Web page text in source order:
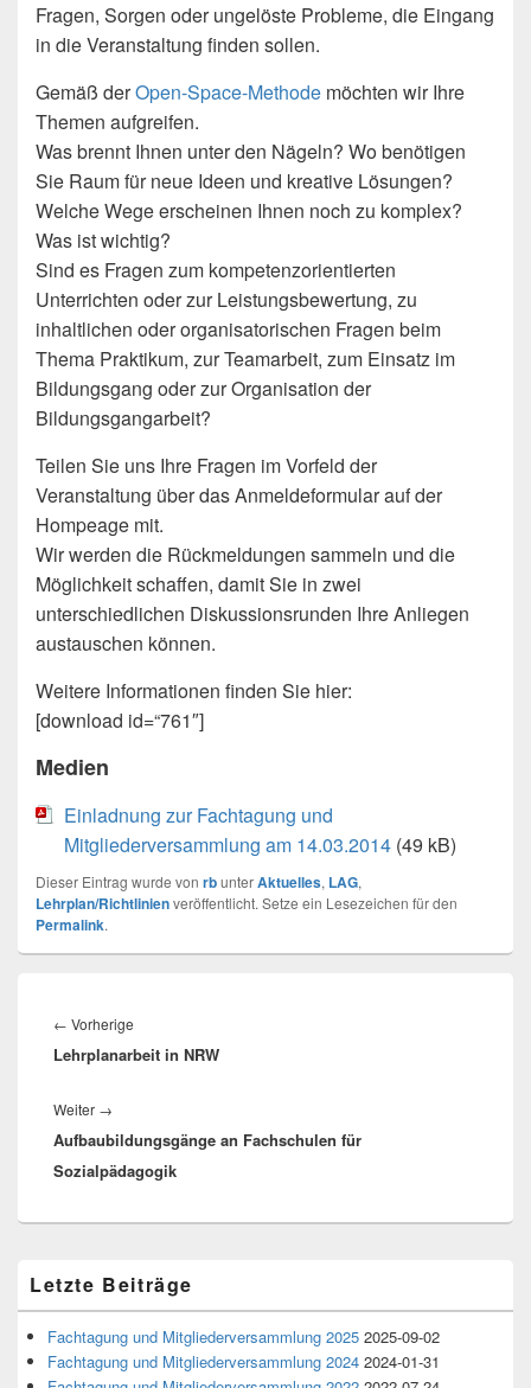
Fragen, Sorgen oder ungelöste Probleme, die Eingang
in die Veranstaltung finden sollen.
Gemäß derOpen-Space-Methode möchten wir Ihre
Themen aufgreifen.
Was brennt Ihnen unter den Nägeln? Wo benötigen
Sie Raum für neue Ideen und kreative Lösungen?
Welche Wege erscheinen Ihnen noch zu komplex?
Was ist wichtig?
Sind es Fragen zum kompetenzorientierten
Unterrichten oder zur Leistungsbewertung, zu
inhaltlichen oder organisatorischen Fragen beim
Thema Praktikum, zur Teamarbeit, zum Einsatz im
Bildungsgang oder zur Organisation der
Bildungsgangarbeit?
Teilen Sie uns Ihre Fragen im Vorfeld der
Veranstaltung über das Anmeldeformular auf der
Hompeage mit.
Wir werden die Rückmeldungen sammeln und die
Möglichkeit schaffen, damit Sie in zwei
unterschiedlichen Diskussionsrunden Ihre Anliegen
austauschen können.
Weitere Informationen finden Sie hier:
[download id=“761″]
Medien
Einladnung zur Fachtagung und
Mitgliederversammlung am 14.03.2014 (49 kB)
Dieser Eintrag wurde von rbunterAktuelles, LAG,
Lehrplan/Richtlinienveröffentlicht. Setze ein Lesezeichen für den
Permalink.
← Vorherige
Beitrag:
Lehrplanarbeit in NRW
Weiter →
Beitrag:
Aufbaubildungsgänge an Fachschulen für
Sozialpädagogik
Seitenleisten-
Widgetbereich
Letzte Beiträge
Fachtagung und Mitgliederversammlung 2025 2025-09-02
Fachtagung und Mitgliederversammlung 2024 2024-01-31